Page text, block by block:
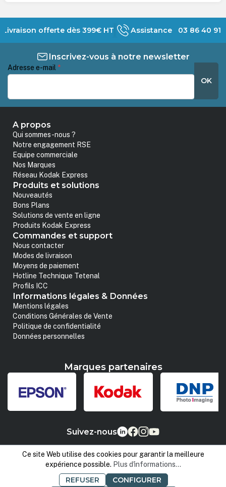
Livraison offerte dès 399€ HT Assistance 03 86 40 91
Inscrivez-vous à notre newsletter
Adresse e-mail *
OK
A propos
Qui sommes-nous ?
Notre engagement RSE
Equipe commerciale
Nos Marques
Réseau Kodak Express
Produits et solutions
Nouveautés
Bons Plans
Solutions de vente en ligne
Produits Kodak Express
Commandes et support
Nous contacter
Modes de livraison
Moyens de paiement
Hotline Technique Tetenal
Profils ICC
Informations légales & Données
Mentions légales
Conditions Générales de Vente
Politique de confidentialité
Données personnelles
Marques partenaires
Suivez-nous
Ce site Web utilise des cookies pour garantir la meilleure
expérience possible. Plus d'informations...
REFUSER CONFIGURER